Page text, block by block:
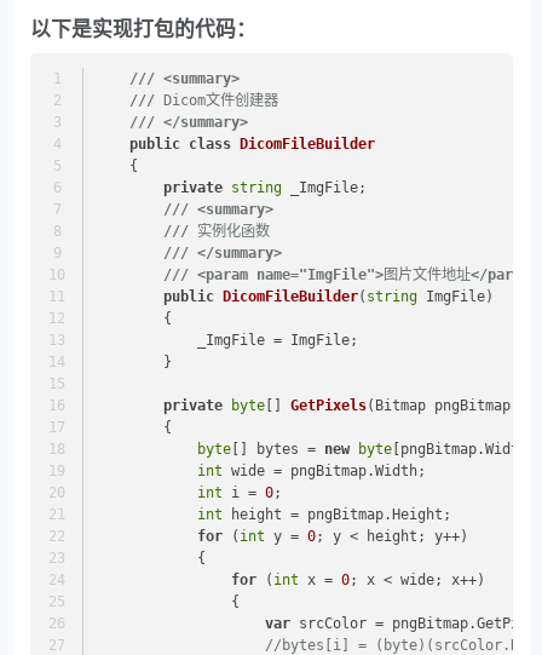
以下是实现打包的代码：
/// <summary>
/// Dicom文件创建器
/// </summary>
public class
DicomFileBuilder
    {
private string _ImgFile;
/// <summary>
/// 实例化函数
/// </summary>
/// <param name="ImgFile">图片文件地址</param>
public
DicomFileBuilder( string ImgFile)
        {
            _ImgFile = ImgFile;
        }
private byte[] GetPixels( Bitmap pngBitmap)
        {
byte[] bytes = new byte
int wide = pngBitmap.Width;
int i = 0;
int height = pngBitmap.Height;
for ( int y = 0; y < height; y++)
            {
for ( int x = 0; x < wide; x++)
                {
var srcColor =
//bytes[i] = (byte)(srcColor.R *